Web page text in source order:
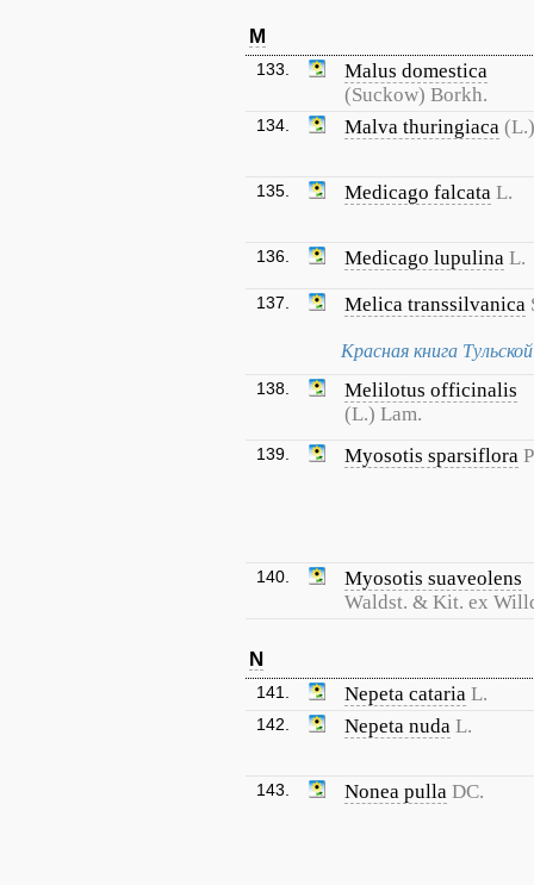
M
133.
Malus domestica
(Suckow) Borkh.
134. Malva thuringiaca
135. Medicago falcata L.
136. Medicago lupulina L.
137. Melica transsilvanica
Красная книга
138.
Melilotus officinalis
(L.) Lam.
139. Myosotis sparsiflora
140.
Myosotis suaveolens
Waldst. & Kit. ex
N
141. Nepeta cataria L.
142. Nepeta nuda L.
143. Nonea pulla DC.